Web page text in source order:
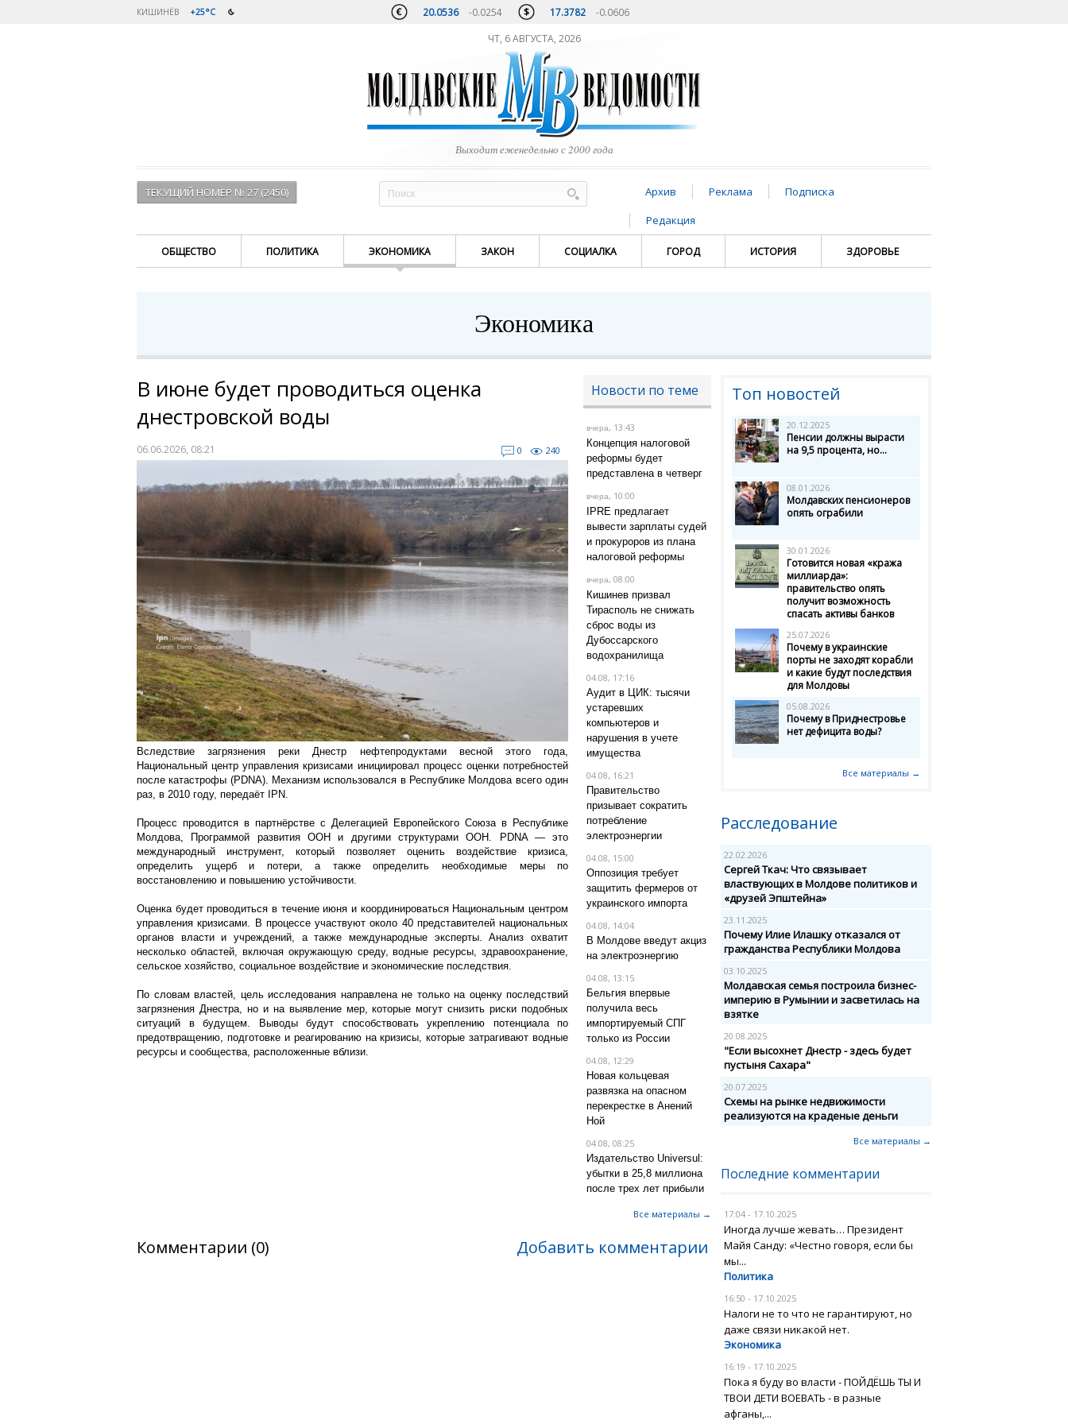
КИШИНЁВ +25°C 20.0536 -0.0254 17.3782 -0.0606
ЧТ, 6 АВГУСТА, 2026
Выходит еженедельно с 2000 года
ТЕКУЩИЙ НОМЕР № 27 (2450) Архив Реклама
Подписка
Редакция
ОБЩЕСТВО ПОЛИТИКА ЭКОНОМИКА ЗАКОН СОЦИАЛКА ГОРОД ИСТОРИЯ ЗДОРОВЬЕ
Экономика
В июне будет проводиться оценка
днестровской воды
06.06.2026, 08:21 0 240
Вследствие загрязнения реки Днестр нефтепродуктами весной этого года,
Национальный центр управления кризисами инициировал процесс оценки потребностей
после катастрофы (PDNA). Механизм использовался в Республике Молдова всего один
раз, в 2010 году, передаёт IPN.
Процесс проводится в партнёрстве с Делегацией Европейского Союза в Республике
Молдова, Программой развития ООН и другими структурами ООН. PDNA — это
международный инструмент, который позволяет оценить воздействие кризиса,
определить ущерб и потери, а также определить необходимые меры по
восстановлению и повышению устойчивости.
Оценка будет проводиться в течение июня и координироваться Национальным центром
управления кризисами. В процессе участвуют около 40 представителей национальных
органов власти и учреждений, а также международные эксперты. Анализ охватит
несколько областей, включая окружающую среду, водные ресурсы, здравоохранение,
сельское хозяйство, социальное воздействие и экономические последствия.
По словам властей, цель исследования направлена не только на оценку последствий
загрязнения Днестра, но и на выявление мер, которые могут снизить риски подобных
ситуаций в будущем. Выводы будут способствовать укреплению потенциала по
предотвращению, подготовке и реагированию на кризисы, которые затрагивают водные
ресурсы и сообщества, расположенные вблизи.
Новости по теме
вчера, 13:43
Концепция налоговой
реформы будет
представлена в четверг
вчера, 10:00
IPRE предлагает
вывести зарплаты судей
и прокуроров из плана
налоговой реформы
вчера, 08:00
Кишинев призвал
Тирасполь не снижать
сброс воды из
Дубоссарского
водохранилища
04.08, 17:16
Аудит в ЦИК: тысячи
устаревших
компьютеров и
нарушения в учете
имущества
04.08, 16:21
Правительство
призывает сократить
потребление
электроэнергии
04.08, 15:00
Оппозиция требует
защитить фермеров от
украинского импорта
04.08, 14:04
В Молдове введут акциз
на электроэнергию
04.08, 13:15
Бельгия впервые
получила весь
импортируемый СПГ
только из России
04.08, 12:29
Новая кольцевая
развязка на опасном
перекрестке в Анений
Ной
04.08, 08:25
Издательство Universul:
убытки в 25,8 миллиона
после трех лет прибыли
Все материалы →
Комментарии (0) Добавить комментарии
Топ новостей
20.12.2025
Пенсии должны вырасти
на 9,5 процента, но...
08.01.2026
Молдавских пенсионеров
опять ограбили
30.01.2026
Готовится новая «кража
миллиарда»:
правительство опять
получит возможность
спасать активы банков
25.07.2026
Почему в украинские
порты не заходят корабли
и какие будут последствия
для Молдовы
05.08.2026
Почему в Приднестровье
нет дефицита воды?
Все материалы →
Расследование
22.02.2026
Сергей Ткач: Что связывает
властвующих в Молдове политиков и
«друзей Эпштейна»
23.11.2025
Почему Илие Илашку отказался от
гражданства Республики Молдова
03.10.2025
Молдавская семья построила бизнес-
империю в Румынии и засветилась на
взятке
20.08.2025
"Если высохнет Днестр - здесь будет
пустыня Сахара"
20.07.2025
Схемы на рынке недвижимости
реализуются на краденые деньги
Все материалы →
Последние комментарии
17:04 - 17.10.2025
Иногда лучше жевать… Президент
Майя Санду: «Честно говоря, если бы
мы...
Политика
16:50 - 17.10.2025
Налоги не то что не гарантируют, но
даже связи никакой нет.
Экономика
16:19 - 17.10.2025
Пока я буду во власти - ПОЙДЁШЬ ТЫ И
ТВОИ ДЕТИ ВОЕВАТЬ - в разные
афганы,...